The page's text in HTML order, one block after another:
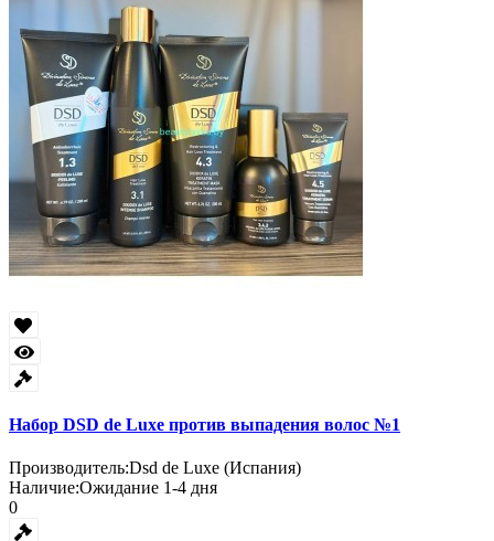
Набор DSD de Luxe против выпадения волос №1
Производитель:Dsd de Luxe (Испания)
Наличие:Ожидание 1-4 дня
0